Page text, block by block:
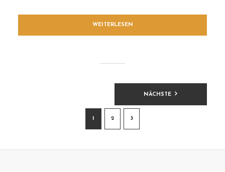
WEITERLESEN
BEITRAGSNAVIGATION
1 2 3
NÄCHSTE